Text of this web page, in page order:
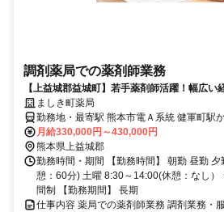
調剤薬局での薬剤師業務
【上益城郡益城町】若手薬剤師活躍！幅広い
ましき町薬局
勤務地・最寄駅 熊本市電Ａ系統 健軍町駅
月給330,000円～430,000円
熊本県上益城郡
勤務時間・期間 【勤務時間】 朝勤 昼勤
憩：60分) 土曜 8:30～14:00(休憩：なし
間制 【勤務期間】 長期
仕事内容 薬局での薬剤師業務 調剤業務・